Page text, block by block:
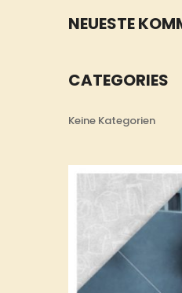
NEUESTE
CATEGORIES
Keine Kategorien